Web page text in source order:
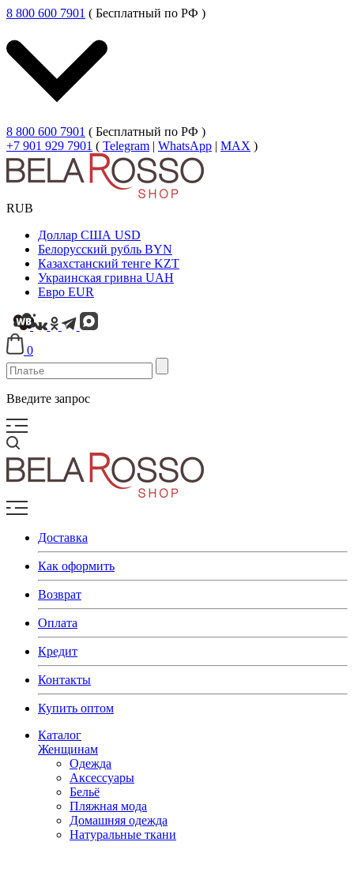
8 800 600 7901 ( Бесплатный по РФ )
8 800 600 7901 ( Бесплатный по РФ )
+7 901 929 7901 ( Telegram | WhatsApp | MAX )
RUB
Доллар США USD
Белорусский рубль BYN
Казахстанский тенге KZT
Украинская гривна UAH
Евро EUR
0
Введите запрос
Доставка
Как оформить
Возврат
Оплата
Кредит
Контакты
Купить оптом
Каталог
Женщинам
Одежда
Аксессуары
Бельё
Пляжная мода
Домашняя одежда
Натуральные ткани